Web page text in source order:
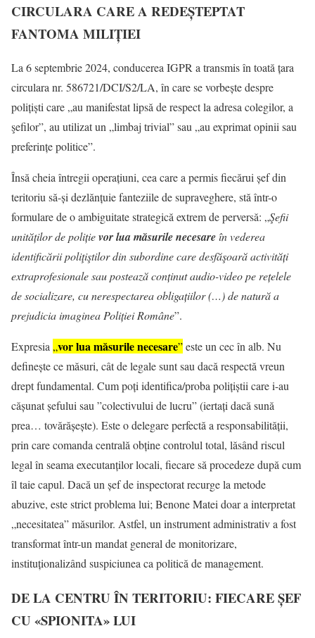
CIRCULARA CARE A REDEȘTEPTAT
FANTOMA MILIȚIEI
La 6 septembrie 2024, conducerea IGPR a transmis în toată țara
circulara nr. 586721/DCI/S2/LA, în care se vorbește despre
polițiști care „au manifestat lipsă de respect la adresa colegilor, a
şefilor”, au utilizat un „limbaj trivial” sau „au exprimat opinii sau
preferințe politice”.
Însă cheia întregii operațiuni, cea care a permis fiecărui șef din
teritoriu să-și dezlănțuie fanteziile de supraveghere, stă într-o
formulare de o ambiguitate strategică extrem de perversă: „Şefii
unităților de polițievor lua măsurile necesare în vederea
identificării poliţiştilor din subordine care desfăşoară activități
extraprofesionale sau postează conținut audio-video pe rețelele
de socializare, cu nerespectarea obligațiilor (…) de natură a
prejudicia imaginea Poliției Române”.
Expresia„vor lua măsurile necesare”este un cec în alb. Nu
definește ce măsuri, cât de legale sunt sau dacă respectă vreun
drept fundamental. Cum poți identifica/proba polițiștii care i-au
cășunat șefului sau ”colectivului de lucru” (iertați dacă sună
prea… tovărășește). Este o delegare perfectă a responsabilității,
prin care comanda centrală obține controlul total, lăsând riscul
legal în seama executanților locali, fiecare să procedeze după cum
îl taie capul. Dacă un șef de inspectorat recurge la metode
abuzive, este strict problema lui; Benone Matei doar a interpretat
„necesitatea” măsurilor. Astfel, un instrument administrativ a fost
transformat într-un mandat general de monitorizare,
instituționalizând suspiciunea ca politică de management.
DE LA CENTRU ÎN TERITORIU: FIECARE ȘEF
CU «SPIONITA» LUI